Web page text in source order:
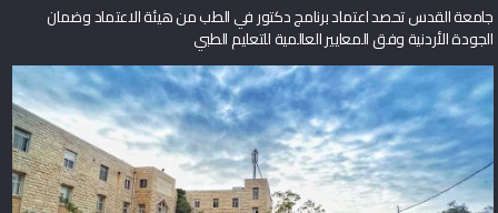
جامعة القدس تحصد اعتماد برنامج دكتور في الطب من هيئة الاعتماد وضمان
الجودة الأردنية وفق المعايير العالمية للتعليم الطبي